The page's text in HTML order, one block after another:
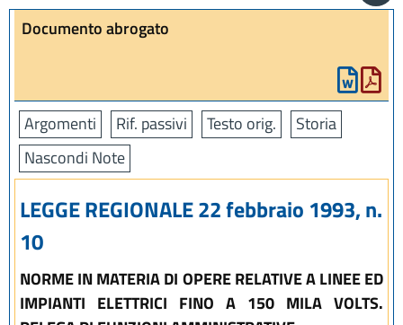
Documento abrogato
Argomenti Rif. passivi Testo orig.
Storia
Nascondi Note
LEGGE REGIONALE 22 febbraio 1993, n.
10
NORME IN MATERIA DI OPERE RELATIVE A LINEE ED
IMPIANTI ELETTRICI FINO A 150 MILA VOLTS.